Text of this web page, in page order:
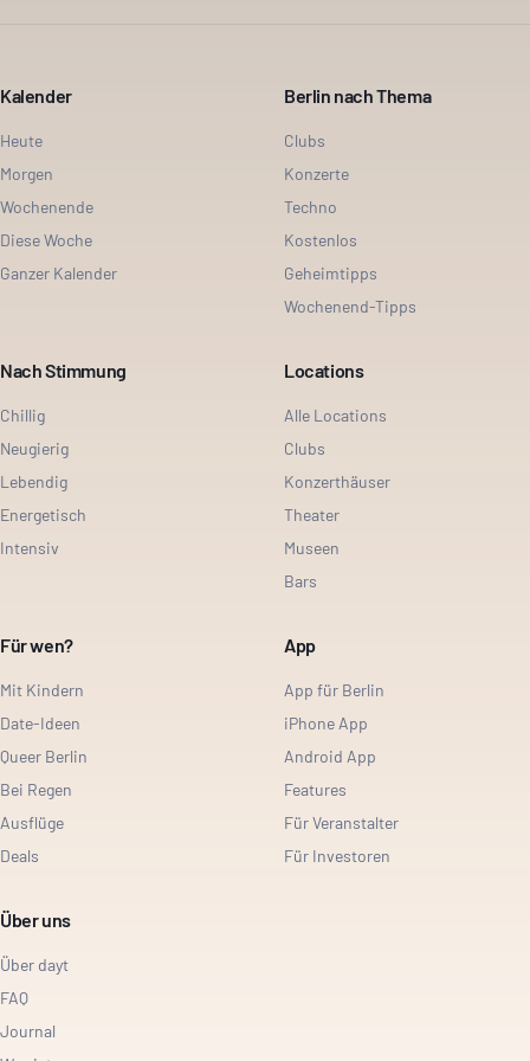
Kalender
Heute
Morgen
Wochenende
Diese Woche
Ganzer Kalender
Berlin nach Thema
Clubs
Konzerte
Techno
Kostenlos
Geheimtipps
Wochenend-Tipps
Nach Stimmung
Chillig
Neugierig
Lebendig
Energetisch
Intensiv
Locations
Alle Locations
Clubs
Konzerthäuser
Theater
Museen
Bars
Für wen?
Mit Kindern
Date-Ideen
Queer Berlin
Bei Regen
Ausflüge
Deals
App
App für Berlin
iPhone App
Android App
Features
Für Veranstalter
Für Investoren
Über uns
Über dayt
FAQ
Journal